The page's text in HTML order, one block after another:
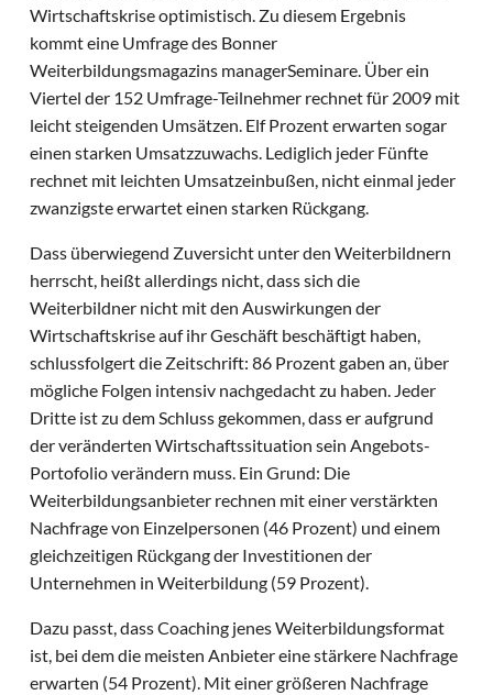
Wirtschaftskrise optimistisch. Zu diesem Ergebnis
kommt eine Umfrage des Bonner
Weiterbildungsmagazins managerSeminare. Über ein
Viertel der 152 Umfrage-Teilnehmer rechnet für 2009 mit
leicht steigenden Umsätzen. Elf Prozent erwarten sogar
einen starken Umsatzzuwachs. Lediglich jeder Fünfte
rechnet mit leichten Umsatzeinbußen, nicht einmal jeder
zwanzigste erwartet einen starken Rückgang.
Dass überwiegend Zuversicht unter den Weiterbildnern
herrscht, heißt allerdings nicht, dass sich die
Weiterbildner nicht mit den Auswirkungen der
Wirtschaftskrise auf ihr Geschäft beschäftigt haben,
schlussfolgert die Zeitschrift: 86 Prozent gaben an, über
mögliche Folgen intensiv nachgedacht zu haben. Jeder
Dritte ist zu dem Schluss gekommen, dass er aufgrund
der veränderten Wirtschaftssituation sein Angebots-
Portofolio verändern muss. Ein Grund: Die
Weiterbildungsanbieter rechnen mit einer verstärkten
Nachfrage von Einzelpersonen (46 Prozent) und einem
gleichzeitigen Rückgang der Investitionen der
Unternehmen in Weiterbildung (59 Prozent).
Dazu passt, dass Coaching jenes Weiterbildungsformat
ist, bei dem die meisten Anbieter eine stärkere Nachfrage
erwarten (54 Prozent). Mit einer größeren Nachfrage